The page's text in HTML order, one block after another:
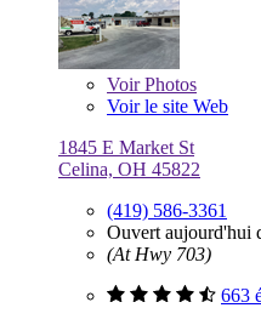
VoirPhotos
Voir le site Web
1845 E Market St
Celina, OH 45822
(419) 586-3361
Ouvert aujourd'hui
(At Hwy 703)
663